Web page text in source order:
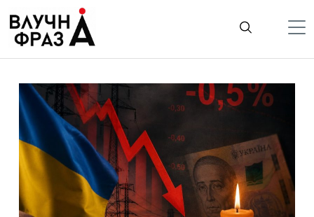
содержимому
Гроші
Життя
Лайфстайл
ТехноНаука
Людина